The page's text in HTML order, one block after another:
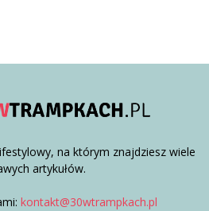
na którym znajdziesz wiele
artykułów.
kontakt@30wtrampkach.pl